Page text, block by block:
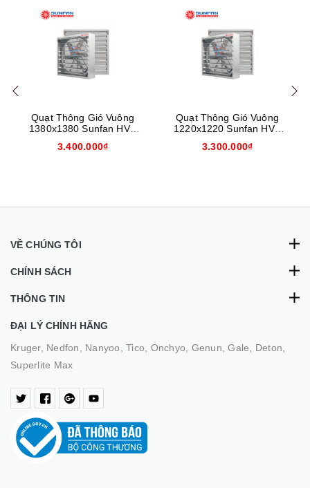
Quạt Thông Gió Vuông
1380x1380 Sunfan HVT
3.400.000₫
Quạt Thông Gió Vuông
1220x1220 Sunfan HVT
3.300.000₫
VỀ CHÚNG TÔI
CHÍNH SÁCH
THÔNG TIN
ĐẠI LÝ CHÍNH HÃNG
Kruger, Nedfon, Nanyoo, Tico, Onchyo, Genun, Gale, Deton,
Superlite Max